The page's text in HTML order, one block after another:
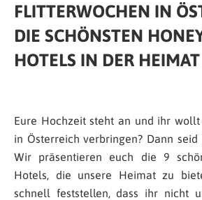
FLITTERWOCHEN IN
DIE SCHÖNSTEN
HOTELS IN DER HEIMAT
Eure Hochzeit steht an und ihr
in Österreich verbringen? Dann
Wir präsentieren euch die 9
Hotels, die unsere Heimat zu
schnell feststellen, dass ihr nicht